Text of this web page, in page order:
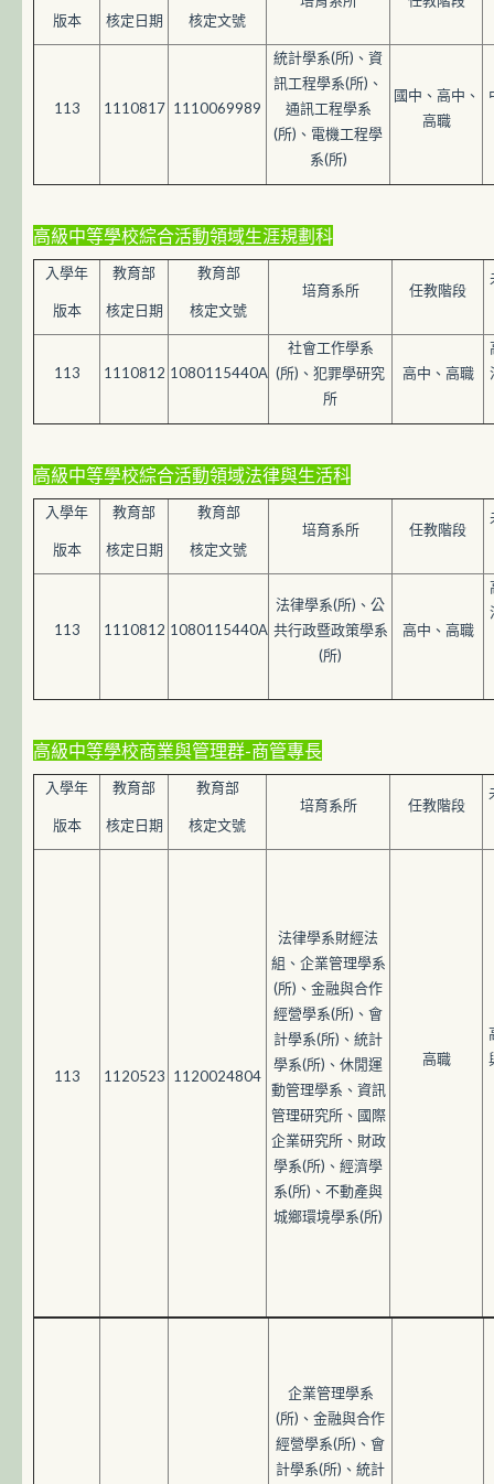
版本 核定日期 核定文號
113 1110817 1110069989
統計學系(所)、資
訊工程學系(所)、
通訊工程學系
(所)、電機工程學
系(所)
國中、高中、
高職
高級中等學校綜合活動領域生涯規劃科
入學年
版本
教育部
核定日期
教育部
核定文號
培育系所 任教階段
113 1110812 1080115440A
社會工作學系
(所)、犯罪學研究
所
高中、高職
高級中等學校綜合活動領域法律與生活科
入學年
版本
教育部
核定日期
教育部
核定文號
培育系所 任教階段
113 1110812 1080115440A
法律學系(所)、公
共行政暨政策學系
(所)
高中、高職
高級中等學校商業與管理群-商管專長
入學年
版本
教育部
核定日期
教育部
核定文號
培育系所 任教階段
113 1120523 1120024804
法律學系財經法
組、企業管理學系
(所)、金融與合作
經營學系(所)、會
計學系(所)、統計
學系(所)、休閒運
動管理學系、資訊
管理研究所、國際
企業研究所、財政
學系(所)、經濟學
系(所)、不動產與
城鄉環境學系(所)
高職
企業管理學系
(所)、金融與合作
經營學系(所)、會
計學系(所)、統計